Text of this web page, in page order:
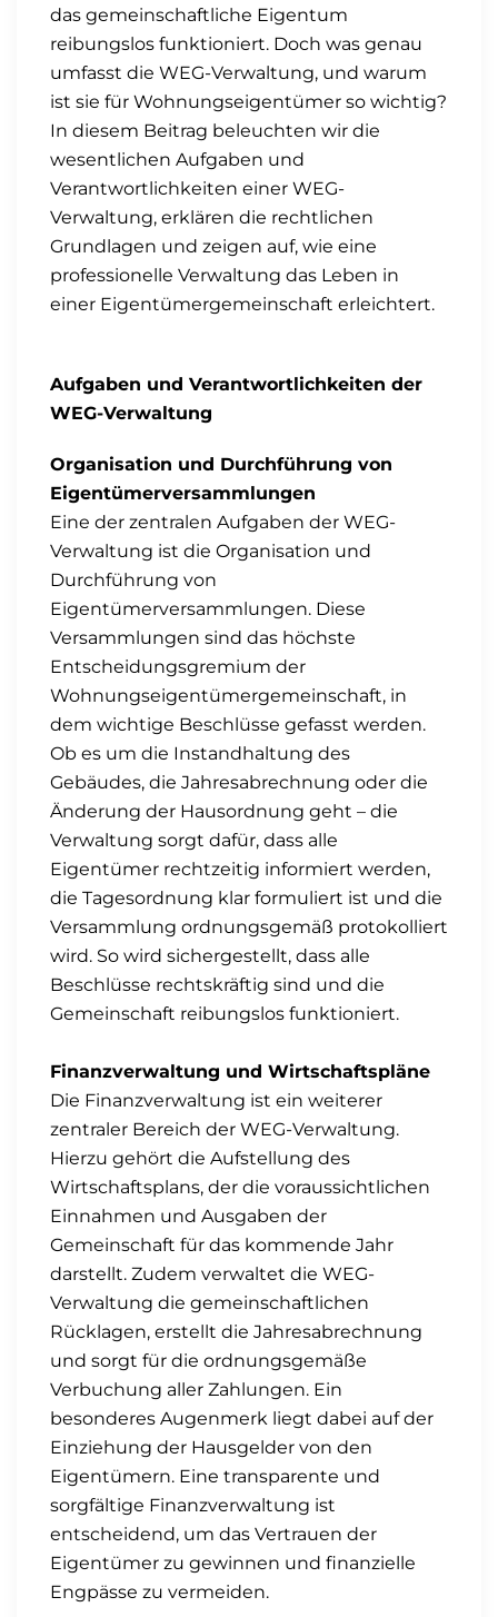
das gemeinschaftliche Eigentum
reibungslos funktioniert. Doch was genau
umfasst die WEG-Verwaltung, und warum
ist sie für Wohnungseigentümer so wichtig?
In diesem Beitrag beleuchten wir die
wesentlichen Aufgaben und
Verantwortlichkeiten einer WEG-
Verwaltung, erklären die rechtlichen
Grundlagen und zeigen auf, wie eine
professionelle Verwaltung das Leben in
einer Eigentümergemeinschaft erleichtert.
Aufgaben und Verantwortlichkeiten der
WEG-Verwaltung
Organisation und Durchführung von
Eigentümerversammlungen
Eine der zentralen Aufgaben der WEG-
Verwaltung ist die Organisation und
Durchführung von
Eigentümerversammlungen. Diese
Versammlungen sind das höchste
Entscheidungsgremium der
Wohnungseigentümergemeinschaft, in
dem wichtige Beschlüsse gefasst werden.
Ob es um die Instandhaltung des
Gebäudes, die Jahresabrechnung oder die
Änderung der Hausordnung geht – die
Verwaltung sorgt dafür, dass alle
Eigentümer rechtzeitig informiert werden,
die Tagesordnung klar formuliert ist und die
Versammlung ordnungsgemäß protokolliert
wird. So wird sichergestellt, dass alle
Beschlüsse rechtskräftig sind und die
Gemeinschaft reibungslos funktioniert.
Finanzverwaltung und Wirtschaftspläne
Die Finanzverwaltung ist ein weiterer
zentraler Bereich der WEG-Verwaltung.
Hierzu gehört die Aufstellung des
Wirtschaftsplans, der die voraussichtlichen
Einnahmen und Ausgaben der
Gemeinschaft für das kommende Jahr
darstellt. Zudem verwaltet die WEG-
Verwaltung die gemeinschaftlichen
Rücklagen, erstellt die Jahresabrechnung
und sorgt für die ordnungsgemäße
Verbuchung aller Zahlungen. Ein
besonderes Augenmerk liegt dabei auf der
Einziehung der Hausgelder von den
Eigentümern. Eine transparente und
sorgfältige Finanzverwaltung ist
entscheidend, um das Vertrauen der
Eigentümer zu gewinnen und finanzielle
Engpässe zu vermeiden.